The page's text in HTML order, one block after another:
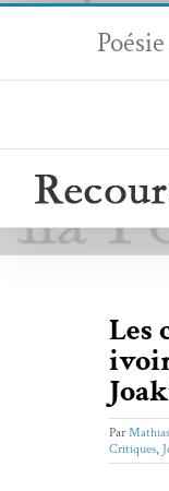
Passer
contenu
Les
Par
Critiques,